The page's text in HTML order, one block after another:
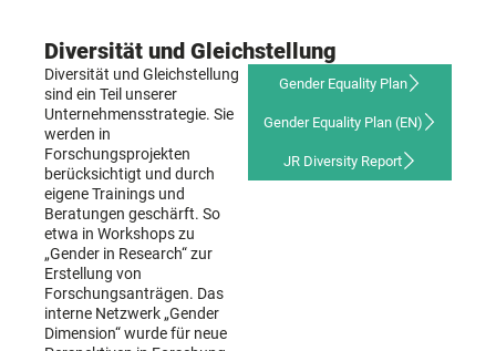
Diversität und Gleichstellung
Diversität und Gleichstellung
sind ein Teil unserer
Unternehmensstrategie. Sie
werden in
Forschungsprojekten
berücksichtigt und durch
eigene Trainings und
Beratungen geschärft. So
etwa in Workshops zu
„Gender in Research“ zur
Erstellung von
Forschungsanträgen. Das
interne Netzwerk „Gender
Dimension“ wurde für neue
Gender Equality Plan
Gender Equality Plan (EN)
JR Diversity Report